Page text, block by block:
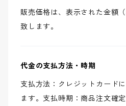
販売価格は、表示された金額
致します。
代金の支払方法・時期
支払方法：クレジットカード
ます。支払時期：商品注文確